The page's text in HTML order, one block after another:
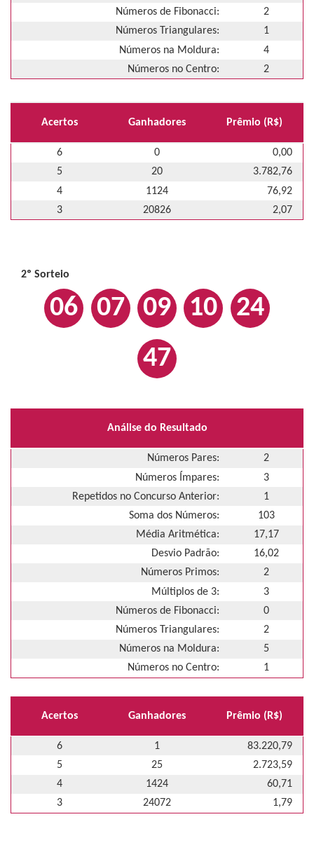
Números de Fibonacci:
2
Números Triangulares:
1
Números na Moldura:
4
Números no Centro:
2
Acertos Ganhadores Prêmio (R$)
6 0
0,00
5
20
3.782,76
4
1124
76,92
3
20826 2,07
2º Sorteio
06 07 09 10
24
47
Análise do Resultado
Números Pares:
2
Números Ímpares:
3
Repetidos no Concurso Anterior:
1
Soma dos Números:
103
Média Aritmética:
17,17
Desvio Padrão:
16,02
Números Primos:
2
Múltiplos de 3:
3
Números de Fibonacci:
0
Números Triangulares:
2
Números na Moldura:
5
Números no Centro:
1
Acertos Ganhadores Prêmio (R$)
6 1
83.220,79
5
25
2.723,59
4
1424
60,71
3
24072 1,79